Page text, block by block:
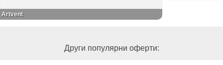
Artvent
Други популярни оферти: